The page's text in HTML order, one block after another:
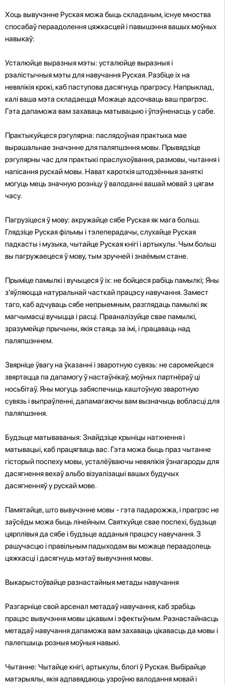
Хоць вывучэнне Руская можа быць складаным, існуе мноства
спосабаў пераадолення цяжкасцей і павышэння вашых моўных
навыкаў:
Усталюйце выразныя мэты: усталюйце выразныя і
рэалістычныя мэты для навучання Руская. Разбіце іх на
невялікія крокі, каб паступова дасягнуць прагрэсу. Напрыклад,
калі ваша мэта складаецца Можаце адсочваць ваш прагрэс.
Гэта дапаможа вам захаваць матывацыю і ўпэўненасць у сабе.
Практыкуйцеся рэгулярна: паслядоўная практыка мае
вырашальнае значэнне для паляпшэння мовы. Прывядзіце
рэгулярны час для практыкі праслухоўвання, размовы, чытання і
напісання рускай мовы. Нават кароткія штодзённыя заняткі
могуць мець значную розніцу ў валоданні вашай мовай з цягам
часу.
Пагрузіцеся ў мову: акружайце сябе Руская як мага больш.
Глядзіце Руская фільмы і тэлеперадачы, слухайце Руская
падкасты і музыка, чытайце Руская кнігі і артыкулы. Чым больш
вы пагружаецеся ў мову, тым зручней і знаёмым стане.
Прыміце памылкі і вучыцеся ў іх: не бойцеся рабіць памылкі; Яны
з'яўляюцца натуральнай часткай працэсу навучання. Замест
таго, каб адчуваць сябе непрыемным, разглядаць памылкі як
магчымасці вучыцца і расці. Прааналізуйце свае памылкі,
зразумейце прычыны, якія стаяць за імі, і працаваць над
паляпшэннем.
Звярніце ўвагу на ўказанні і зваротную сувязь: не саромейцеся
звяртацца па дапамогу ў настаўнікаў, моўных партнёраў ці
носьбітаў. Яны могуць забяспечыць каштоўную зваротную
сувязь і выпраўленні, дапамагаючы вам вызначыць вобласці для
паляпшэння.
Будзьце матываваныя: Знайдзіце крыніцы натхнення і
матывацыі, каб працягваць вас. Гэта можа быць праз чытанне
гісторый поспеху мовы, усталёўваючы невялікія ўзнагароды для
дасягнення вехаў альбо візуалізацыі вашых будучых
дасягненняў у рускай мове.
Памятайце, што вывучэнне мовы - гэта падарожжа, і прагрэс не
заўсёды можа быць лінейным. Святкуйце свае поспехі, будзьце
цярплівыя да сябе і будзьце адданыя працэсу навучання. З
рашучасцю і правільным падыходам вы можаце пераадолець
цяжкасці і дасягнуць мэтаў вывучэння мовы.
Выкарыстоўвайце разнастайныя метады навучання
Разгарніце свой арсенал метадаў навучання, каб зрабіць
працэс вывучэння мовы цікавым і эфектыўным. Разнастайнасць
метадаў навучання дапаможа вам захаваць цікавасць да мовы і
палепшыць розныя моўныя навыкі.
Чытанне: Чытайце кнігі, артыкулы, блогі ў Руская. Выбірайце
матэрыялы, якія адпавядаюць узроўню валодання мовай і